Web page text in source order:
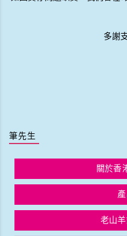
多謝
筆先生
關於香
老山